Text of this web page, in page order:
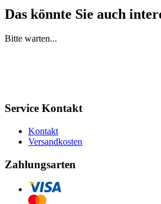
Das könnte Sie auch
Bitte warten...
Service Kontakt
Kontakt
Versandkosten
Zahlungsarten